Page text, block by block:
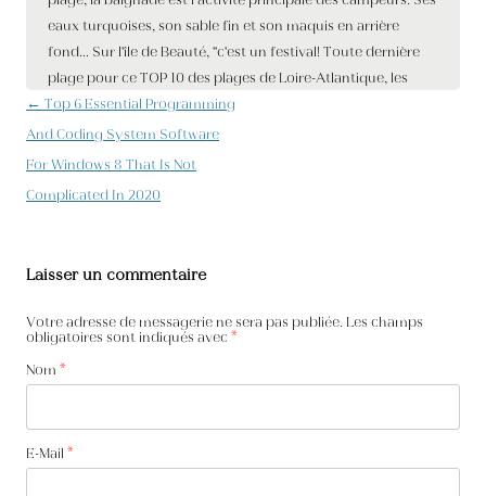
Navigation des articles
← Top 6 Essential Programming
And Coding System Software
For Windows 8 That Is Not
Complicated In 2020
Laisser un commentaire
Votre adresse de messagerie ne sera pas publiée. Les champs
obligatoires sont indiqués avec *
Nom *
E-Mail *